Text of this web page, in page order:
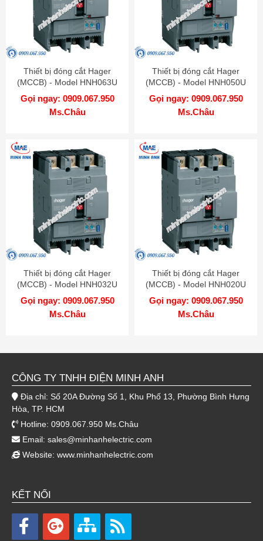
Thiết bị đóng cắt Hager
(MCCB) - Model HNH063U
Gọi ngay: 0909.067.950
Ms.Châu
Thiết bị đóng cắt Hager
(MCCB) - Model HNH050U
Gọi ngay: 0909.067.950
Ms.Châu
Thiết bị đóng cắt Hager
(MCCB) - Model HNH032U
Gọi ngay: 0909.067.950
Ms.Châu
Thiết bị đóng cắt Hager
(MCCB) - Model HNH020U
Gọi ngay: 0909.067.950
Ms.Châu
CÔNG TY TNHH ĐIỆN MINH ANH
Địa chỉ: Số 20A Đường Số 1, Khu Phố 13, Phường Bình Hưng
Hòa, TP. HCM
Hotline: 0909.067.950 Ms.Châu
Email: sales@minhanhelectric.com
Website: www.minhanhelectric.com
KẾT NỐI